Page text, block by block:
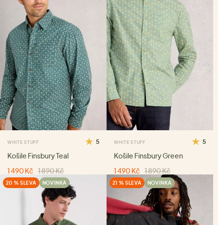
WHITE STUFF 5
Košile Finsbury Teal
1 490 Kč 1 890 Kč
WHITE STUFF 5
Košile Finsbury Green
1 490 Kč 1 890 Kč
20 % SLEVA NOVINKA 21 % SLEVA NOVINKA